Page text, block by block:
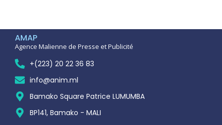
AMAP
Agence Malienne de Presse et Publicité
+(223) 20 22 36 83
info@anim.ml
Bamako Square Patrice LUMUMBA
BP141, Bamako - MALI